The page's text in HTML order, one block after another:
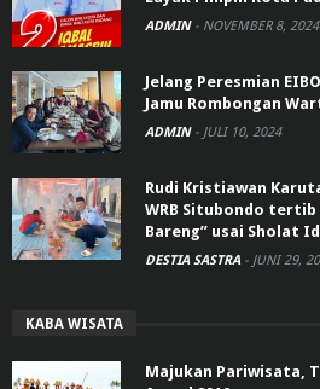
ADMIN - NOVEMBER 8, 2024
Jelang Peresmian
Jamu Rombongan
ADMIN - JULI 10, 2024
Rudi Kristiawan
WRB Situbondo
Bareng” usai Sholat Id
DESTIA SASTRA - JUNI 29,
KABA WISATA
Majukan Pariwisata,